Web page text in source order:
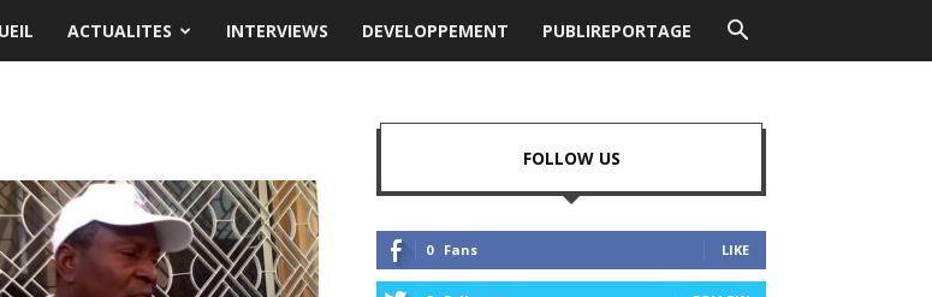
ACTUALITES INTERVIEWS DEVELOPPEMENT PUBLIREPORTAGE
FOLLOW US
0 Fans LIKE